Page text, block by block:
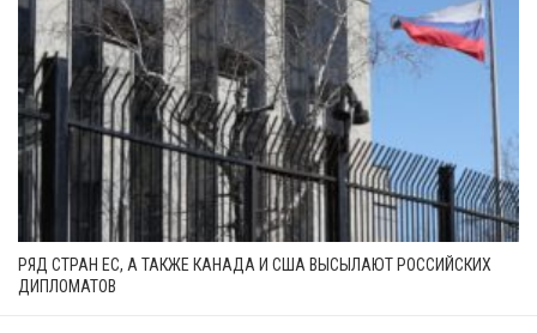
РЯД СТРАН ЕС, А ТАКЖЕ КАНАДА И США ВЫСЫЛАЮТ РОССИЙСКИХ
ДИПЛОМАТОВ